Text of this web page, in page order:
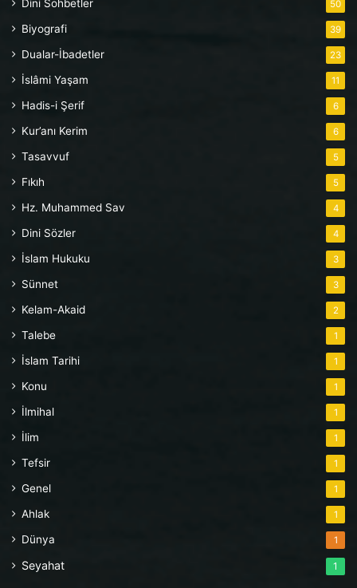
Dini Sohbetler 50
Biyografi 39
Dualar-İbadetler 23
İslâmi Yaşam 11
Hadis-i Şerif 6
Kur’anı Kerim 6
Tasavvuf 5
Fıkıh 5
Hz. Muhammed Sav 4
Dini Sözler 4
İslam Hukuku 3
Sünnet 3
Kelam-Akaid 2
Talebe 1
İslam Tarihi 1
Konu 1
İlmihal 1
İlim 1
Tefsir 1
Genel 1
Ahlak 1
Dünya 1
Seyahat 1